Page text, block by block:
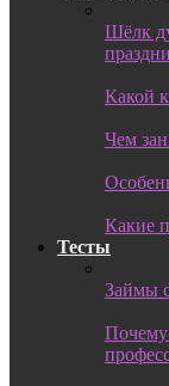
Шёлк
Какой
Чем
Какие
Тесты
Займы
Почему